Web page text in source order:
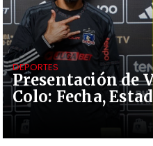
Presentación de
Colo: Fecha,
DEPORTES